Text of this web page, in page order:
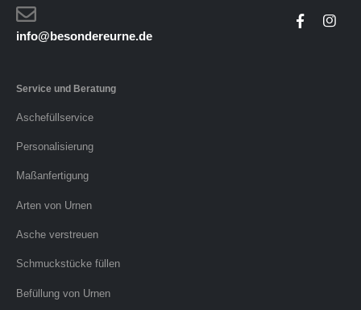
info@besondereurne.de
Service und Beratung
Aschefüllservice
Personalisierung
Maßanfertigung
Arten von Urnen
Asche verstreuen
Schmuckstücke füllen
Befüllung von Urnen